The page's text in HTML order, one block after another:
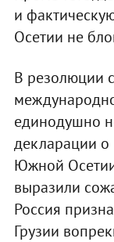
и
Осетии не
В резолюции
единодушно
декларации о
Южной
выразили
Россия
Грузии